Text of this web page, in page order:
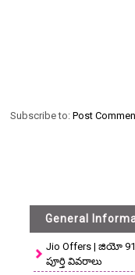
Subscribe to:Post
General
Jio Offers | జియో
పూర్తి వివరాలు